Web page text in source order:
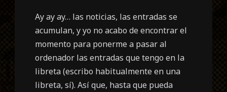
Ay ay ay… las noticias, las entradas se
acumulan, y yo no acabo de encontrar el
momento para ponerme a pasar al
ordenador las entradas que tengo en la
libreta (escribo habitualmente en una
libreta, sí). Así que, hasta que pueda